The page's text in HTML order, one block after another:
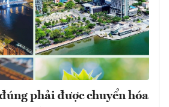
phải được chuyển hóa